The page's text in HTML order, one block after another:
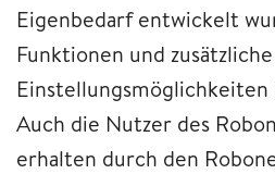
Eigenbedarf entwickelt
Funktionen und zusätzliche
Auch die Nutzer des
erhalten durch den